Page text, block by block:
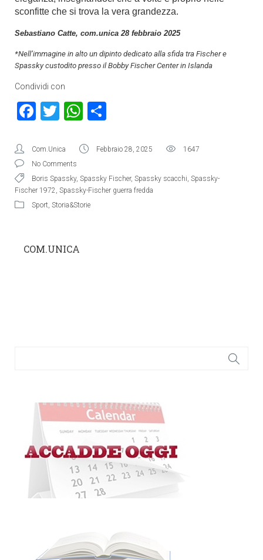
sconfitte che si trova la vera grandezza.
Sebastiano Catte, com.unica 28 febbraio 2025
*Nell’immagine in alto un dipinto dedicato alla sfida tra Fischer e
Spassky custodito presso il Bobby Fischer Center in Islanda
Condividi con
Facebook
TwitterWhatsApp
Com.Unica Febbraio 28, 2025
1647
No Comments
Boris Spassky, Spassky Fischer, Spassky scacchi, Spassky-
Fischer 1972, Spassky-Fischer guerra fredda
Sport, Storia&Storie
COM.UNICA